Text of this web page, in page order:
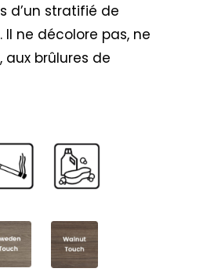
d’un stratifié de
ne décolore pas, ne
brûlures de